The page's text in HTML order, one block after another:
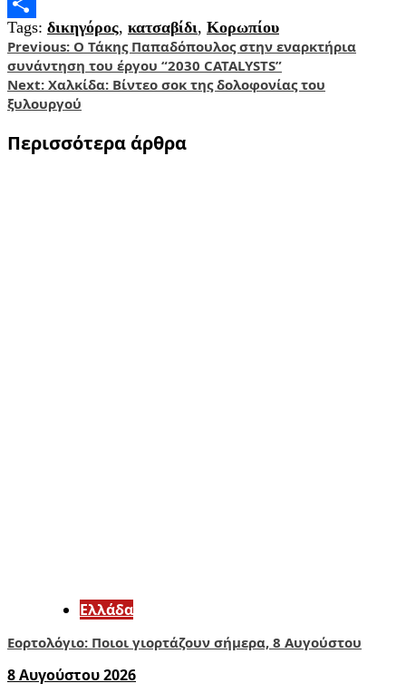
Share
Tags: δικηγόρος, κατσαβίδι, Κορωπίου
Post
navigation
Previous: Ο Τάκης Παπαδόπουλος στην εναρκτήρια
συνάντηση του έργου “2030 CATALYSTS”
Next: Χαλκίδα: Βίντεο σοκ της δολοφονίας του
ξυλουργού
Περισσότερα άρθρα
Ελλάδα
Εορτολόγιο: Ποιοι γιορτάζουν σήμερα, 8 Αυγούστου
8 Αυγούστου 2026